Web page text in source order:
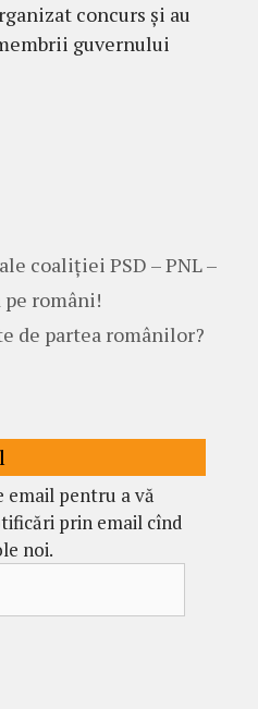
concurs și au
guvernului
coaliției PSD – PNL –
români!
de partea românilor?
email pentru a vă
prin email cînd
noi.